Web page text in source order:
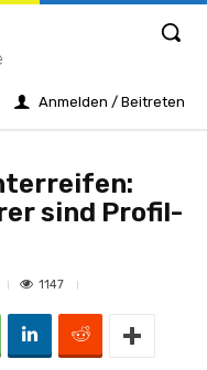
Anmelden / Beitreten
sind Profil-
1147